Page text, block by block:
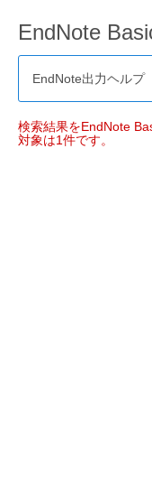
EndNote
EndNote出力ヘルプ
検索結果をEndNote
対象は1件です。